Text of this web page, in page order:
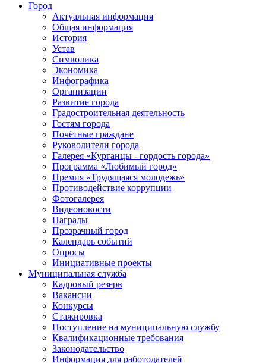
Город
Актуальная информация
Общая информация
История
Устав
Символика
Экономика
Инфографика
Организации
Развитие города
Градостроительная деятельность
Гостям города
Почётные граждане
Руководители города
Галерея «Курганцы - гордость города»
Программа «Любимый город»
Премия «Трудящаяся молодежь»
Противодействие коррупции
Фотогалерея
Видеоновости
Награды
Прозрачный город
Календарь событий
Опросы
Инициативные проекты
Муниципальная служба
Кадровый резерв
Вакансии
Конкурсы
Стажировка
Поступление на муниципальную службу
Квалификационные требования
Законодательство
Информация для работодателей